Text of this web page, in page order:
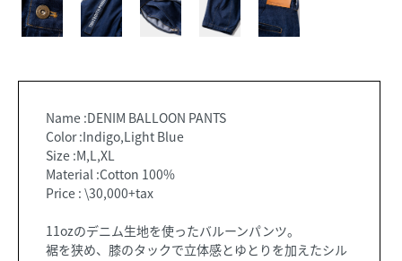
Name :DENIM BALLOON PANTS
Color :Indigo,Light Blue
Size :M,L,XL
Material :Cotton 100%
Price : \30,000+tax
11ozのデニム生地を使ったバルーンパンツ。
裾を狭め、膝のタックで立体感とゆとりを加えたシル